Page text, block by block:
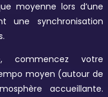
moyenne lors d’une
une synchronisation
commencez votre
moyen (autour de
accueillante.